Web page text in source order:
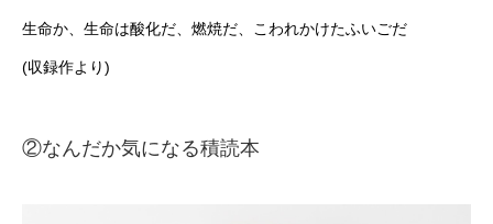
生命か、生命は酸化だ、燃焼だ、こわれかけたふいごだ
(収録作より)
②なんだか気になる積読本